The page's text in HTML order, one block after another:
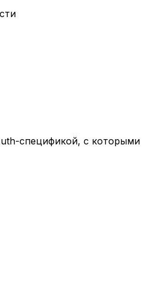
спецификой, с которыми